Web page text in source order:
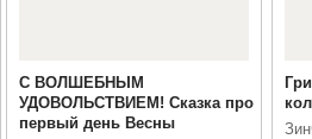
С ВОЛШЕБНЫМ
УДОВОЛЬСТВИЕМ! Сказка про
первый день Весны